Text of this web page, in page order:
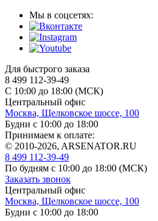
Мы в соцсетях:
Для быстрого заказа
8 499 112-39-49
С 10:00 до 18:00 (МСК)
Центральный офис
Москва, Щелковское шоссе, 100
Будни с 10:00 до 18:00
Принимаем к оплате:
© 2010-2026, ARSENATOR.RU
8 499 112-39-49
По будням с 10:00 до 18:00 (МСК)
Заказать звонок
Центральный офис
Москва, Щелковское шоссе, 100
Будни с 10:00 до 18:00